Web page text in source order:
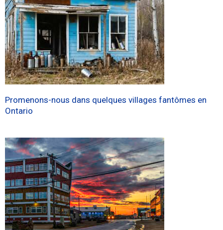
Promenons-nous dans quelques villages fantômes en
Ontario